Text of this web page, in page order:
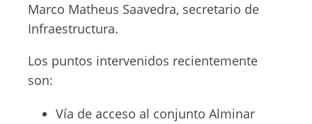
Marco Matheus Saavedra, secretario de
Infraestructura.
Los puntos intervenidos recientemente
son:
Vía de acceso al conjunto Alminar